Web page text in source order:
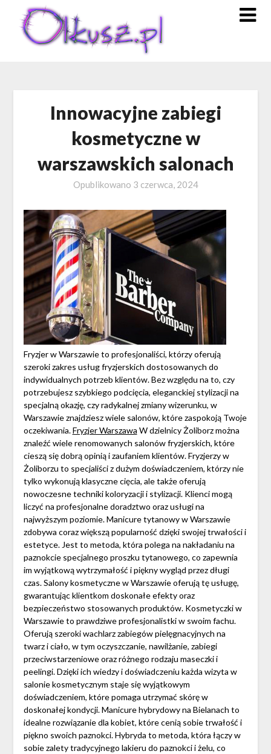
content
Innowacyjne zabiegi
kosmetyczne w
warszawskich salonach
Opublikowano 3 czerwca, 2024
Fryzjer w Warszawie to profesjonaliści, którzy oferują
szeroki zakres usług fryzjerskich dostosowanych do
indywidualnych potrzeb klientów. Bez względu na to, czy
potrzebujesz szybkiego podcięcia, eleganckiej stylizacji na
specjalną okazję, czy radykalnej zmiany wizerunku, w
Warszawie znajdziesz wiele salonów, które zaspokoją Twoje
oczekiwania.Fryzjer Warszawa W dzielnicy Żoliborz można
znaleźć wiele renomowanych salonów fryzjerskich, które
cieszą się dobrą opinią i zaufaniem klientów. Fryzjerzy w
Żoliborzu to specjaliści z dużym doświadczeniem, którzy nie
tylko wykonują klasyczne cięcia, ale także oferują
nowoczesne techniki koloryzacji i stylizacji. Klienci mogą
liczyć na profesjonalne doradztwo oraz usługi na
najwyższym poziomie. Manicure tytanowy w Warszawie
zdobywa coraz większą popularność dzięki swojej trwałości i
estetyce. Jest to metoda, która polega na nakładaniu na
paznokcie specjalnego proszku tytanowego, co zapewnia
im wyjątkową wytrzymałość i piękny wygląd przez długi
czas. Salony kosmetyczne w Warszawie oferują tę usługę,
gwarantując klientkom doskonałe efekty oraz
bezpieczeństwo stosowanych produktów. Kosmetyczki w
Warszawie to prawdziwe profesjonalistki w swoim fachu.
Oferują szeroki wachlarz zabiegów pielęgnacyjnych na
twarz i ciało, w tym oczyszczanie, nawilżanie, zabiegi
przeciwstarzeniowe oraz różnego rodzaju maseczki i
peelingi. Dzięki ich wiedzy i doświadczeniu każda wizyta w
salonie kosmetycznym staje się wyjątkowym
doświadczeniem, które pomaga utrzymać skórę w
doskonałej kondycji. Manicure hybrydowy na Bielanach to
idealne rozwiązanie dla kobiet, które cenią sobie trwałość i
piękno swoich paznokci. Hybryda to metoda, która łączy w
sobie zalety tradycyjnego lakieru do paznokci i żelu, co